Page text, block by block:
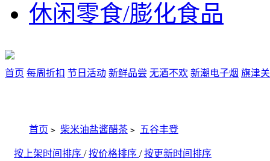
休闲零食/膨化食品
首页 每周折扣 节日活动 新鲜品尝 无酒不欢 新潮电子烟 旗津
首页 > 柴米油盐酱醋茶 > 五谷丰登
按上架时间排序 / 按价格排序 / 按更新时间排序